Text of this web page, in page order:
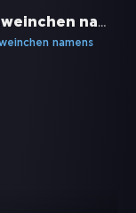
Ein Schweinchen namens Babe